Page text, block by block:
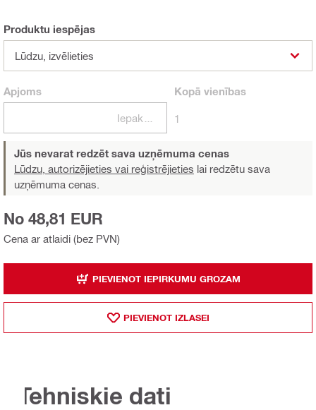
Produktu iespējas
Lūdzu, izvēlieties
Apjoms Kopā vienības
1
Jūs nevarat redzēt sava uzņēmuma cenas
Lūdzu, autorizējieties vai reģistrējieties lai redzētu sava
uzņēmuma cenas.
Cena ar atlaidi (bez PVN)
No 48,81 EUR
PIEVIENOT IEPIRKUMU GROZAM
PIEVIENOT IZLASEI
Tehniskie dati